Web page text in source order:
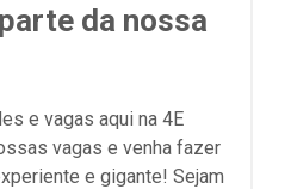
da nossa
e vagas aqui na 4E
vagas e venha fazer
e gigante! Sejam